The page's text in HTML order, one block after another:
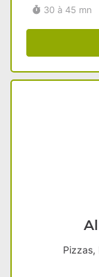
30 à 45 mn
Pizzas,